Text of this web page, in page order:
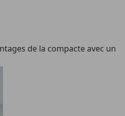
de la compacte avec un